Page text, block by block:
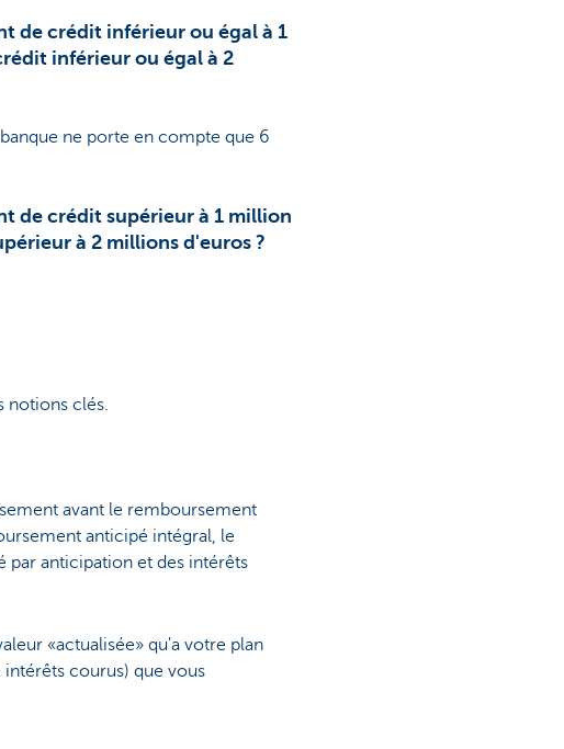
de crédit inférieur ou égal à 1
inférieur ou égal à 2
ne porte en compte que 6
de crédit supérieur à 1 million
à 2 millions d'euros ?
notions clés.
avant le remboursement
anticipé intégral, le
par anticipation et des intérêts
«actualisée» qu'a votre plan
courus) que vous